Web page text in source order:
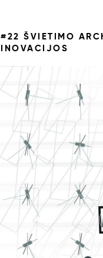
#22 ŠVIETIMO
INOVACIJOS